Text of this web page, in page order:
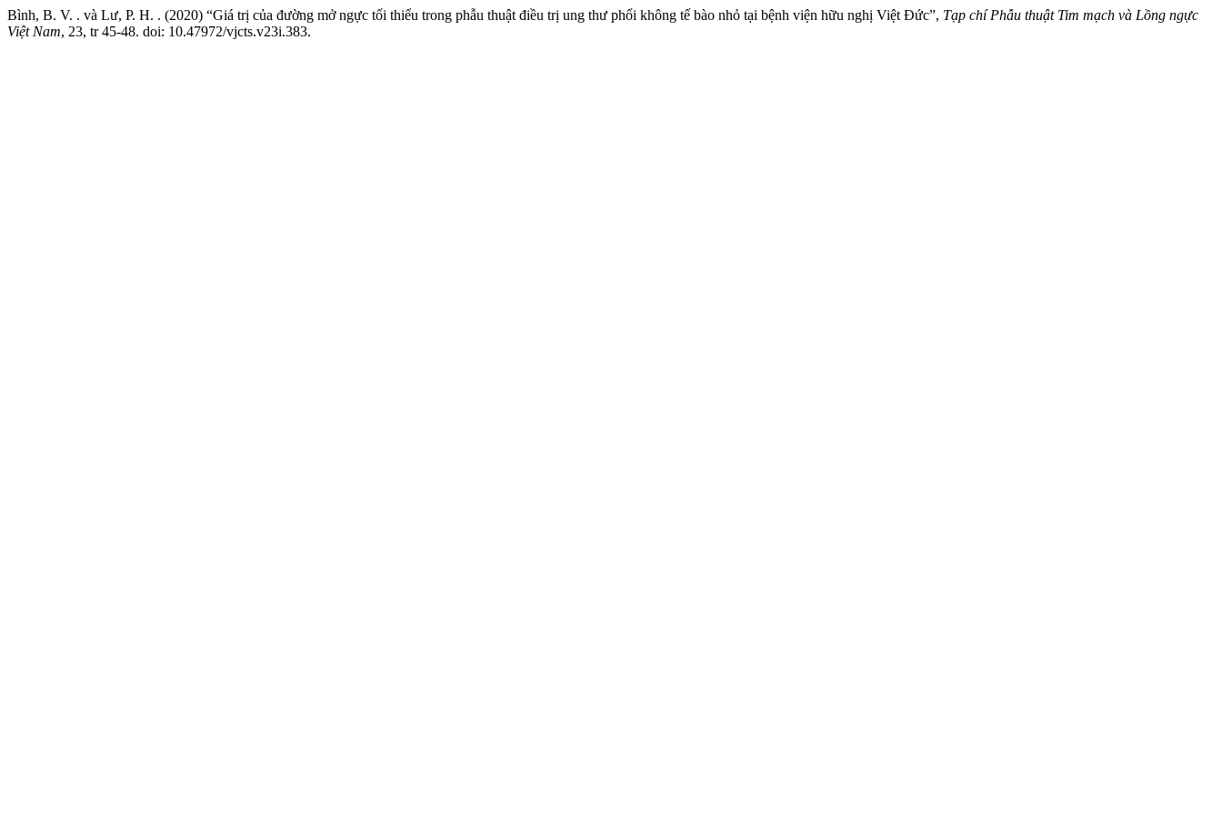
Bình, B. V. . và Lư, P. H. . (2020) “Giá trị của đường mở ngực tối thiểu trong phẫu thuật điều trị ung thư phổi không tế bào nhỏ tại bệnh viện hữu nghị Việt Đức”, Tạp chí Phẫu thuật Tim mạch và Lồng ngực
Việt Nam, 23, tr 45-48. doi: 10.47972/vjcts.v23i.383.